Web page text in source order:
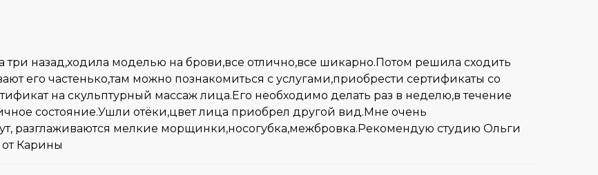
три назад,ходила моделью на брови,все отлично,все шикарно.Потом решила сходить
его частенько,там можно познакомиться с услугами,приобрести сертификаты со
на скульптурный массаж лица.Его необходимо делать раз в неделю,в течение
состояние.Ушли отёки,цвет лица приобрел другой вид.Мне очень
разглаживаются мелкие морщинки,носогубка,межбровка.Рекомендую студию Ольги
Карины